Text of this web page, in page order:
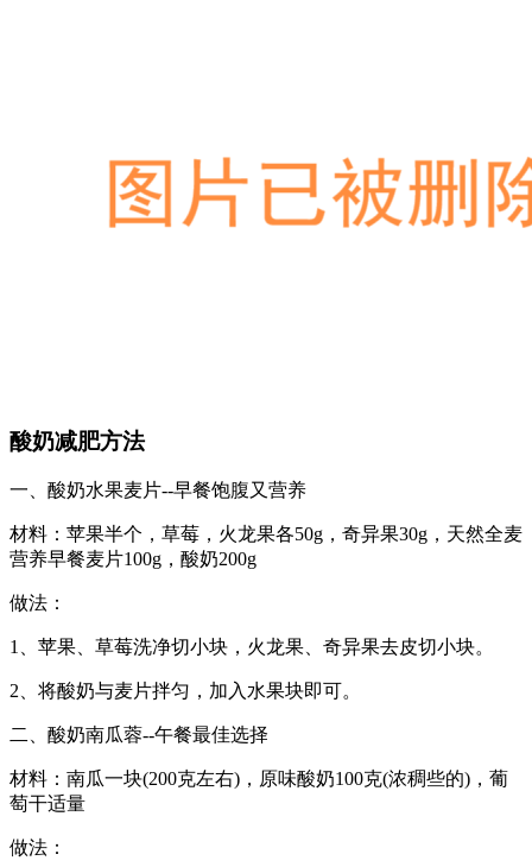
酸奶减肥方法
一、酸奶水果麦片--早餐饱腹又营养
材料：苹果半个，草莓，火龙果各50g，奇异果30g，天然全麦
营养早餐麦片100g，酸奶200g
做法：
1、苹果、草莓洗净切小块，火龙果、奇异果去皮切小块。
2、将酸奶与麦片拌匀，加入水果块即可。
二、酸奶南瓜蓉--午餐最佳选择
材料：南瓜一块(200克左右)，原味酸奶100克(浓稠些的)，葡
萄干适量
做法：